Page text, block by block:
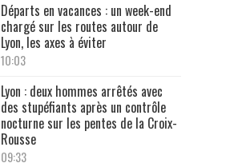
Départs en vacances : un week-end
chargé sur les routes autour de
Lyon, les axes à éviter
10:03
Lyon : deux hommes arrêtés avec
des stupéfiants après un contrôle
nocturne sur les pentes de la Croix-
Rousse
09:33